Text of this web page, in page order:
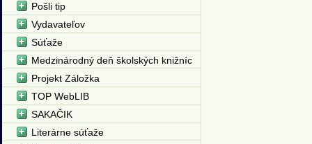
Pošli tip
Vydavateľov
Súťaže
Medzinárodný deň školských knižníc
Projekt Záložka
TOP WebLIB
SAKAČIK
Literárne súťaže